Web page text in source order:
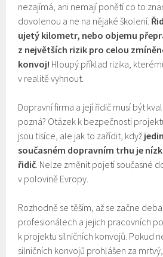
nezajímá, ani nemají ponětí co to
dovolenou a ne na nějaké školení.
ujetý kilometr, nebo objemu
z největších rizik pro celou
konvoj! Hloupý příklad rizika,
v realitě vyhnout.
Dopravní firma a její řidič musí být
pozná? Otázek k bezpečnosti
jsou tisíce, ale jak to zařídit, když
současném dopravním trhu je
řidič. Nelze změnit pojetí současné
v polovině Evropy.
Rozhodně se těším, až se začne
profesionálech a jejich pracovních
k projektu silničních konvojů. Pokud
silničních konvojů prohlášen za